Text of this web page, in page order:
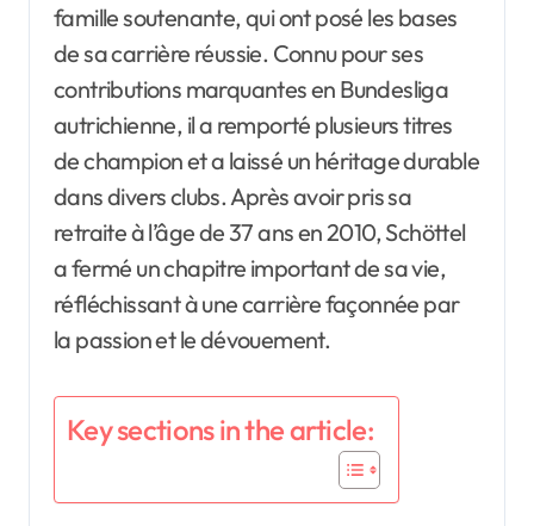
famille soutenante, qui ont posé les bases
de sa carrière réussie. Connu pour ses
contributions marquantes en Bundesliga
autrichienne, il a remporté plusieurs titres
de champion et a laissé un héritage durable
dans divers clubs. Après avoir pris sa
retraite à l’âge de 37 ans en 2010, Schöttel
a fermé un chapitre important de sa vie,
réfléchissant à une carrière façonnée par
la passion et le dévouement.
Key sections in the article: